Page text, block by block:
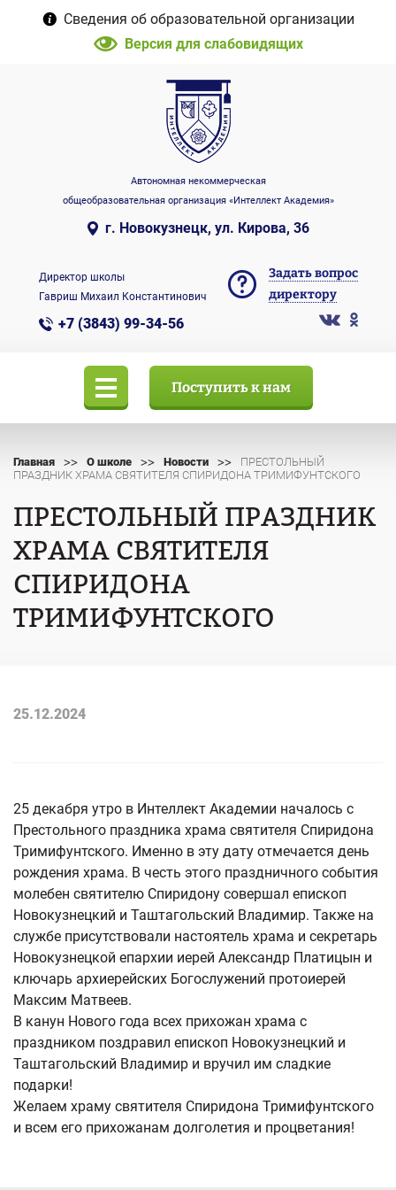
Сведения об образовательной организации
Версия для слабовидящих
Автономная некоммерческая
общеобразовательная организация «Интеллект Академия»
г. Новокузнецк, ул. Кирова, 36
Директор школы
Гавриш Михаил Константинович
+7 (3843) 99-34-56
Задать вопрос
директору
Поступить к нам
Главная >> О школе >> Новости >>
ПРЕСТОЛЬНЫЙ
ПРАЗДНИК ХРАМА СВЯТИТЕЛЯ СПИРИДОНА ТРИМИФУНТСКОГО
ПРЕСТОЛЬНЫЙ ПРАЗДНИК
ХРАМА СВЯТИТЕЛЯ
СПИРИДОНА
ТРИМИФУНТСКОГО
25.12.2024
25 декабря утро в Интеллект Академии началось с
Престольного праздника храма святителя Спиридона
Тримифунтского. Именно в эту дату отмечается день
рождения храма. В честь этого праздничного события
молебен святителю Спиридону совершал епископ
Новокузнецкий и Таштагольский Владимир. Также на
службе присутствовали настоятель храма и секретарь
Новокузнецкой епархии иерей Александр Платицын и
ключарь архиерейских Богослужений протоиерей
Максим Матвеев.
В канун Нового года всех прихожан храма с
праздником поздравил епископ Новокузнецкий и
Таштагольский Владимир и вручил им сладкие
подарки!
Желаем храму святителя Спиридона Тримифунтского
и всем его прихожанам долголетия и процветания!